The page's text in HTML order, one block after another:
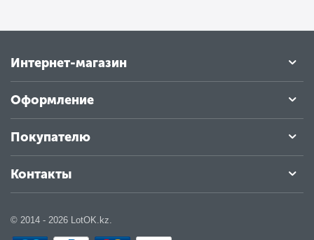
Интернет-магазин
Оформление
Покупателю
Контакты
© 2014 - 2026 LotOK.kz.